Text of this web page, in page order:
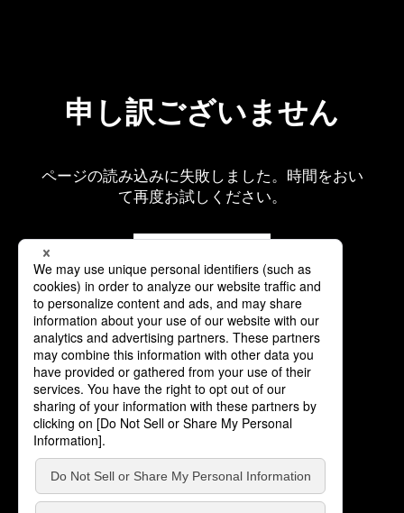
申し訳ございません
ページの読み込みに失敗しました。時間をおい
て再度お試しください。